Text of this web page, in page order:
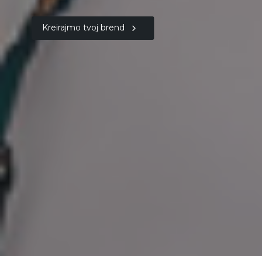
Kreirajmo tvoj brend